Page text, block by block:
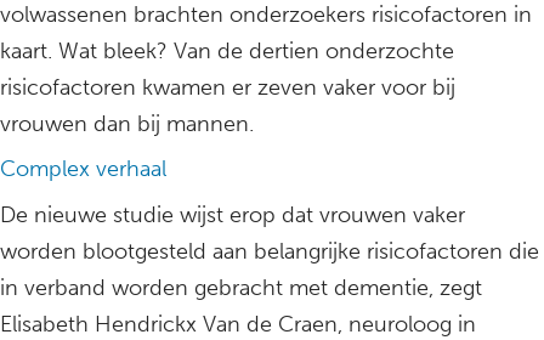
volwassenen brachten onderzoekers risicofactoren in
kaart. Wat bleek? Van de dertien onderzochte
risicofactoren kwamen er zeven vaker voor bij
vrouwen dan bij mannen.
Complex verhaal
De nieuwe studie wijst erop dat vrouwen vaker
worden blootgesteld aan belangrijke risicofactoren die
in verband worden gebracht met dementie, zegt
Elisabeth Hendrickx Van de Craen, neuroloog in